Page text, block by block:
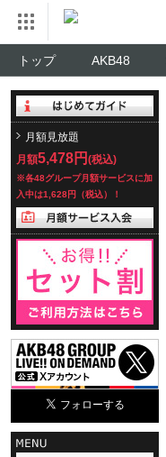
トップ AKB48
月額見放題
月額5,478円 (税込)
※各48グループ月額サービスに加
入中は1,628円（税込）！